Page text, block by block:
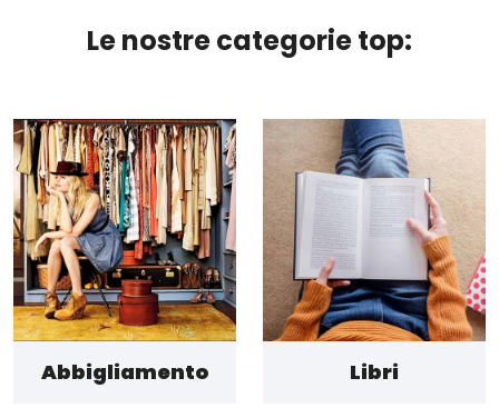
Le nostre categorie top:
Abbigliamento Libri